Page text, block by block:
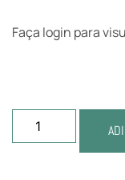
Faça login para